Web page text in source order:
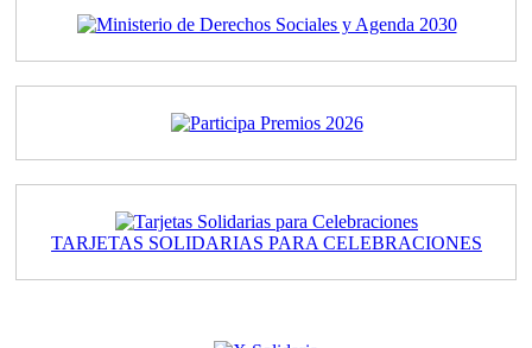
TARJETAS SOLIDARIAS PARA CELEBRACIONES